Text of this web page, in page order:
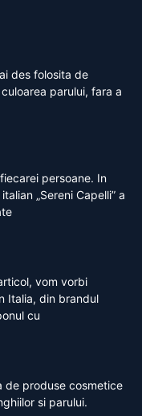
des folosita de
parului, fara a
persoane. In
„Sereni Capelli” a
vom vorbi
Italia, din brandul
cu
de produse cosmetice
si parului.